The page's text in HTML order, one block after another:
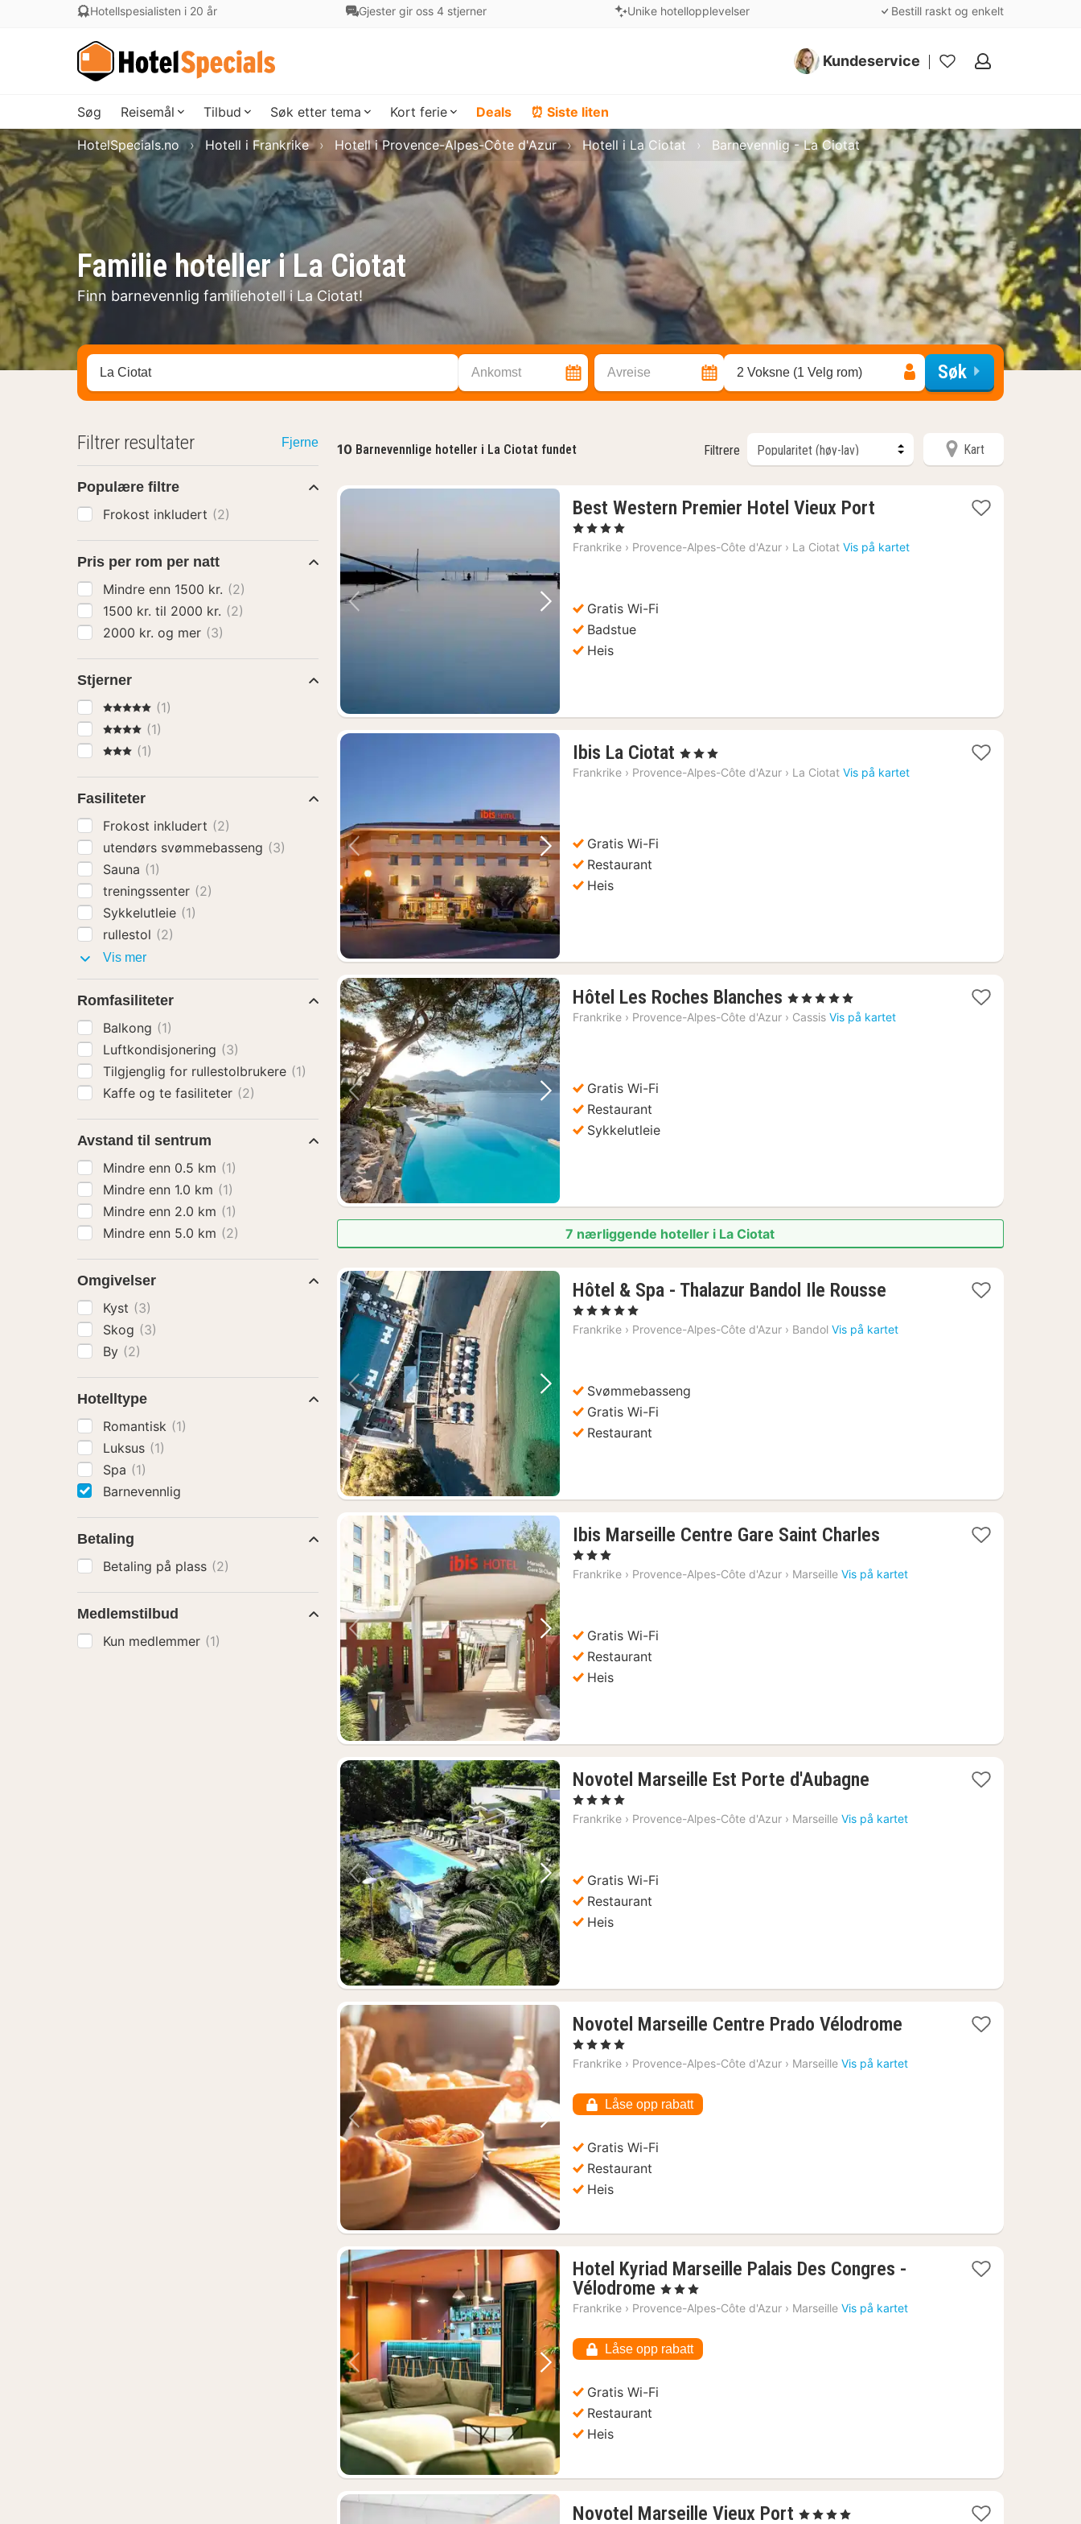
Hotellspesialisten i 20 år Gjester gir oss 4 stjerner Unike hotellopplevelser Bestill raskt og enkelt
Kundeservice
Mine
Søg Reisemål Tilbud Søk etter tema Kort ferie Deals ⏰ Siste liten
Familie hoteller i La Ciotat
Finn barnevennlig familiehotell i La Ciotat!
HotelSpecials.no Hotell i Frankrike Hotell i Provence-Alpes-Côte d'Azur Hotell i La Ciotat Barnevennlig - La Ciotat
Søk hotell, region eller by Ankomst Avreise 2 Voksne (1 Velg rom) Søk
10 Barnevennlige hoteller i La Ciotat fundet Filtrere Kart
Neste bilde
Best Western Premier Hotel Vieux Port
fra
, 4 Stjerner
Frankrike › Provence-Alpes-Côte d'Azur › La Ciotat Vis på kartet
Gratis Wi-Fi
Badstue
Heis
Forrige bilde Neste bilde
Ibis La Ciotat 1
natt
, 3 Stjerner
Frankrike › Provence-Alpes-Côte d'Azur › La Ciotat Vis på kartet
Gratis Wi-Fi
Restaurant
Heis
Forrige bilde Neste bilde
Hôtel Les Roches Blanches 1
natt
, 5 Stjerner
Frankrike › Provence-Alpes-Côte d'Azur › Cassis Vis på kartet
Gratis Wi-Fi
Restaurant
Sykkelutleie
7 nærliggende hoteller i La Ciotat
Forrige bilde Neste bilde
Hôtel & Spa - Thalazur Bandol Ile Rousse
fra
, 5 Stjerner
Frankrike › Provence-Alpes-Côte d'Azur › Bandol Vis på kartet
Svømmebasseng
Gratis Wi-Fi
Restaurant
Forrige bilde Neste bilde
Ibis Marseille Centre Gare Saint Charles
fra
, 3 Stjerner
Frankrike › Provence-Alpes-Côte d'Azur › Marseille Vis på kartet
Gratis Wi-Fi
Restaurant
Heis
Forrige bilde Neste bilde
Novotel Marseille Est Porte d'Aubagne
fra
, 4 Stjerner
Frankrike › Provence-Alpes-Côte d'Azur › Marseille Vis på kartet
Gratis Wi-Fi
Restaurant
Heis
Forrige bilde Neste bilde
Novotel Marseille Centre Prado Vélodrome
1
natt
1138
kr.
, 4 Stjerner
Frankrike › Provence-Alpes-Côte d'Azur › Marseille Vis på kartet
Låse opp rabatt
Gratis Wi-Fi
Restaurant
Heis
Forrige bilde Neste bilde
Hotel Kyriad Marseille Palais Des Congres -
Vélodrome 1
natt
922
kr.
, 3 Stjerner
Frankrike › Provence-Alpes-Côte d'Azur › Marseille Vis på kartet
Låse opp rabatt
Gratis Wi-Fi
Restaurant
Heis
Novotel Marseille Vieux Port 1
, 4 Stjerner
Filtrer resultater Fjerne
Populære filtre
Frokost inkludert (2)
Pris per rom per natt
Mindre enn 1500 kr. (2)
1500 kr. til 2000 kr. (2)
2000 kr. og mer (3)
Stjerner
5 Stjerner(1)
4 Stjerner
(1)
3 Stjerner
(1)
Fasiliteter
Frokost inkludert (2)
utendørs svømmebasseng (3)
Sauna (1)
treningssenter (2)
Sykkelutleie (1)
rullestol (2)
Vis merFasiliteter
Romfasiliteter
Balkong (1)
Luftkondisjonering (3)
Tilgjenglig for rullestolbrukere (1)
Kaffe og te fasiliteter (2)
Avstand til sentrum
Mindre enn 0.5 km (1)
Mindre enn 1.0 km (1)
Mindre enn 2.0 km (1)
Mindre enn 5.0 km (2)
Omgivelser
Kyst (3)
Skog (3)
By (2)
Hotelltype
Romantisk (1)
Luksus (1)
Spa (1)
Barnevennlig
Betaling
Betaling på plass (2)
Medlemstilbud
Kun medlemmer (1)